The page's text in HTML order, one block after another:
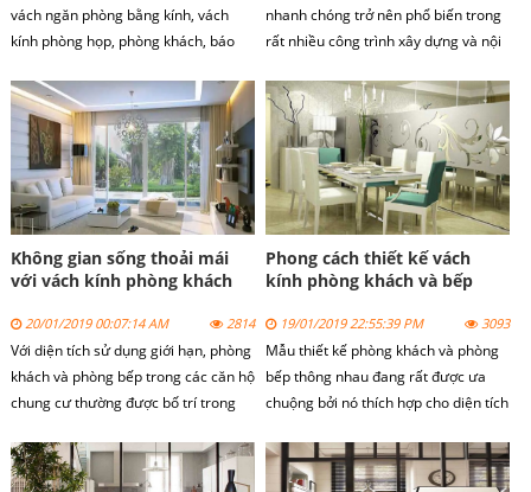
vách ngăn phòng bằng kính, vách
kính phòng họp, phòng khách, báo
vách kính cường lực mặt tiền, vách
kính cường lực nhà tắm, nhà vách
kính cường lực
nhanh chóng trở nên phổ biến trong
rất nhiều công trình xây dựng và nội
sang trọng mà nhẹ nhàng, năng
động cho không gian nội thất hiện
đại, đồng thời dễ bài trí với các đồ nội
thất, rất linh hoạt, gọn nhẹ trong sử
dụng và lắp ráp và đặc biệt tạo cảm
giác rộng mở về không gian cho bạn,
đưa bạn về gần với thiên nhiên hơn.
Không gian sống thoải mái
với vách kính phòng khách
20/01/2019 00:07:14 AM 2814
Với diện tích sử dụng giới hạn, phòng
khách và phòng bếp trong các căn hộ
chung cư thường được bố trí trong
tinh tế trong thiết kế cũng như trang
trí, kiến trúc sư đã khéo léo lựa chọn
Phong cách thiết kế vách
kính phòng khách và bếp
19/01/2019 22:55:39 PM 3093
Mẫu thiết kế phòng khách và phòng
bếp thông nhau đang rất được ưa
chuộng bởi nó thích hợp cho diện tích
Tuy nhiên nó cũng đòi hỏi một sự
khéo léo không nhỏ để ngăn tách